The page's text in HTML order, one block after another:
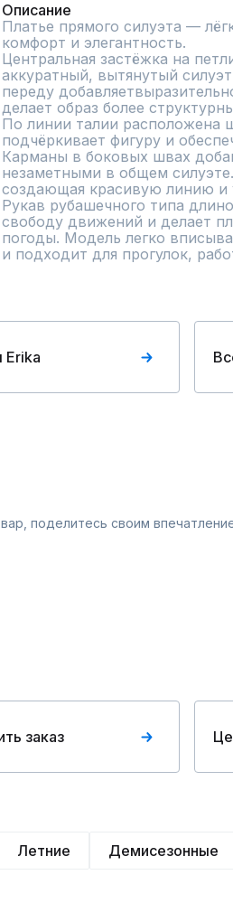
Описание
Платье прямого силуэта —
комфорт и элегантность.
Центральная застёжка на
аккуратный, вытянутый
переду
делает образ более
По линии талии расположена
подчёркивает фигуру и
Карманы в боковых швах
незаметными в общем
создающая красивую линию и
Рукав рубашечного типа
свободу движений и делает
погоды. Модель легко
и подходит для прогулок,
Erika
поделитесь своим
заказ
Летние Демисезонные